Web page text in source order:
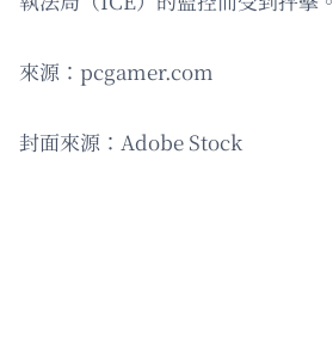
來源：pcgamer.com
封面來源：Adobe Stock